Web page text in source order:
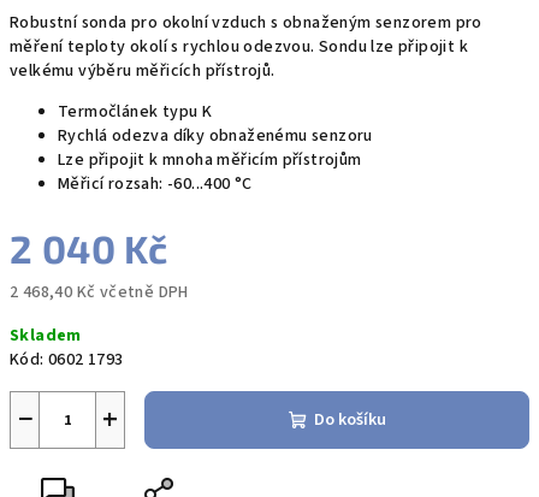
Robustní sonda pro okolní vzduch s obnaženým senzorem pro
měření teploty okolí s rychlou odezvou. Sondu lze připojit k
velkému výběru měřicích přístrojů.
Termočlánek typu K
Rychlá odezva díky obnaženému senzoru
Lze připojit k mnoha měřicím přístrojům
Měřicí rozsah: -60...400 °C
2 040 Kč
2 468,40 Kč včetně DPH
cena:
Skladem
Kód: 0602 1793
+
− Do košíku